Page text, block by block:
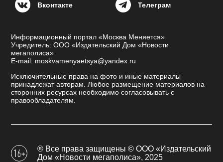
Вконтакте Телеграм
Информационный портал «Москва Меняется»
Учредитель: ООО «Издательский Дом «Новости
мегаполиса»
E-mail: moskvamenyaetsya@yandex.ru
Исключительные права на фото и иные материалы
принадлежат авторам. Любое размещение материалов на
сторонних ресурсах необходимо согласовывать с
правообладателям.
® Все права защищены © ООО «Издательский
Дом «Новости мегаполиса», 2025